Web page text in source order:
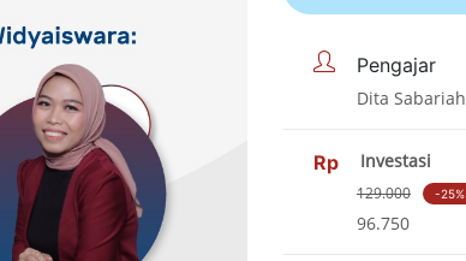
Pengajar
Dita Sabariah
Rp Investasi
129.000 -25%
96.750